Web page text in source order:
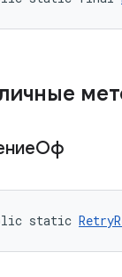
static